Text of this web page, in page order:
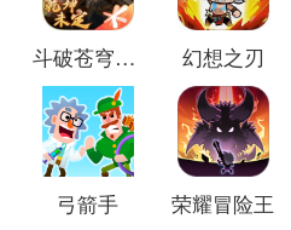
斗破苍穹：异火重燃 幻想之刃
弓箭手 荣耀冒险王